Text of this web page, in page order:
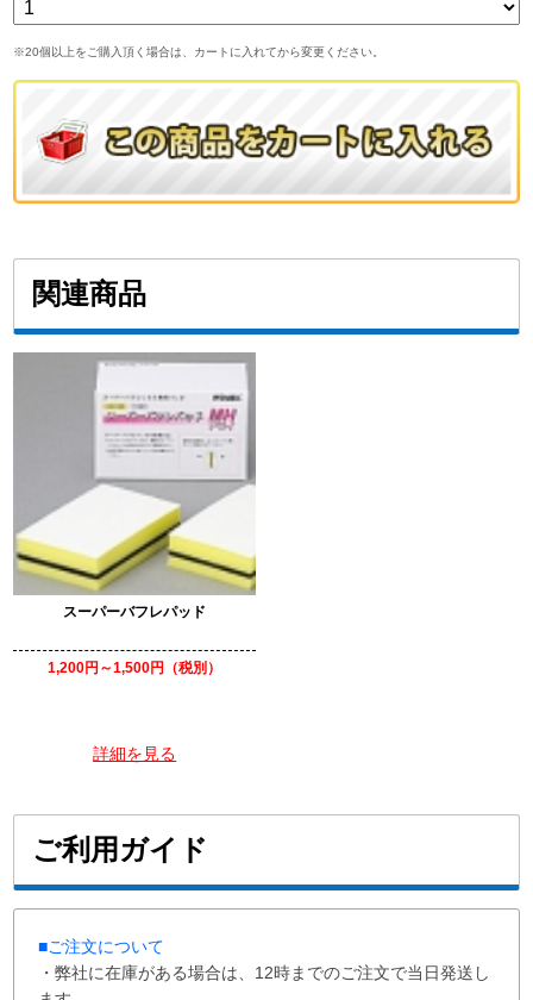
※20個以上をご購入頂く場合は、カートに入れてから変更ください。
関連商品
スーパーバフレパッド
1,200円～1,500円（税別）
詳細を見る
ご利用ガイド
■ご注文について
・弊社に在庫がある場合は、12時までのご注文で当日発送し